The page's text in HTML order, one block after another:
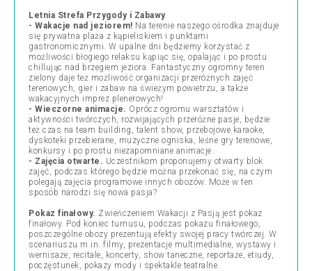
Letnia Strefa Przygody i Zabawy
- Wakacje nad jeziorem! Na terenie naszego ośrodka znajduje
się prywatna plaża z kąpieliskiem i punktami
gastronomicznymi. W upalne dni będziemy korzystać z
możliwości błogiego relaksu kąpiąc się, opalając i po prostu
chillując nad brzegiem jeziora. Fantastyczny ogromny teren
zielony daje też możliwość organizacji przeróżnych zajęć
terenowych, gier i zabaw na świeżym powietrzu, a także
wakacyjnych imprez plenerowych!
- Wieczorne animacje. Oprócz ogromu warsztatów i
aktywności twórczych, rozwijających przeróżne pasje, będzie
też czas na team building, talent show, przebojowe karaoke,
dyskoteki przebierane, muzyczne ogniska, leśne gry terenowe,
konkursy i po prostu niezapomniane animacje.
- Zajęcia otwarte. Uczestnikom proponujemy otwarty blok
zajęć, podczas którego będzie można przekonać się, na czym
polegają zajęcia programowe innych obozów. Może w ten
sposób narodzi się nowa pasja?
Pokaz finałowy. Zwieńczeniem Wakacji z Pasją jest pokaz
finałowy. Pod koniec turnusu, podczas pokazu finałowego,
poszczególne obozy prezentują efekty swojej pracy twórczej. W
scenariuszu m.in. filmy, prezentacje multimedialne, wystawy i
wernisaże, recitale, koncerty, show taneczne, reportaże, etiudy,
poczęstunek, pokazy mody i spektakle teatralne.